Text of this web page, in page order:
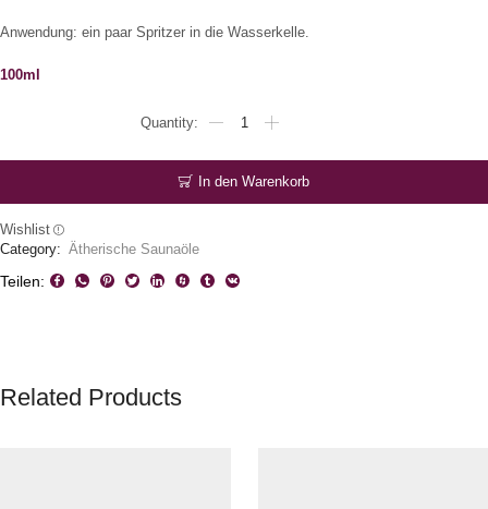
Anwendung: ein paar Spritzer in die Wasserkelle.
100ml
Menge
In den Warenkorb
Wishlist
Category: Ätherische Saunaöle
Teilen:
Related Products